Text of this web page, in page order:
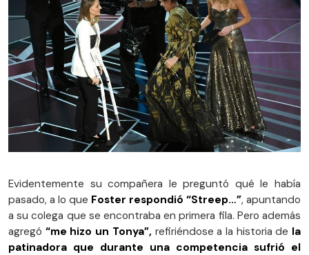
Evidentemente su compañera le preguntó qué le había
pasado, a lo que Foster respondió “Streep…”, apuntando
a su colega que se encontraba en primera fila. Pero además
agregó “me hizo un Tonya”, refiriéndose a la historia de la
patinadora que durante una competencia sufrió el